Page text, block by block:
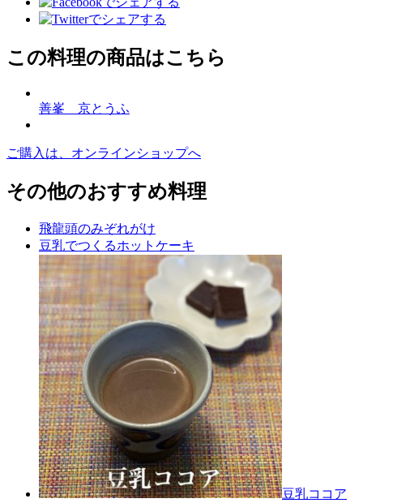
この料理の商品はこちら
善峯 京とうふ
ご購入は、オンラインショップへ
その他のおすすめ料理
飛龍頭のみぞれがけ
豆乳でつくるホットケーキ
豆乳ココア